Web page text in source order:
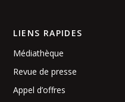
LIENS RAPIDES
Médiathèque
Revue de presse
Appel d’offres